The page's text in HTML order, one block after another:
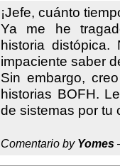
¡Jefe, cuánto
Ya me he
historia
impaciente saber
Sin embargo,
historias BOFH.
de sistemas por tu
Comentario by Yomes